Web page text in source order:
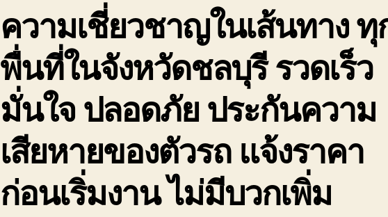
ความเชี่ยวชาญในเส้นทาง ทุ
พื่นที่ในจังหวัดชลบุรี รวดเร็ว
มั่นใจ ปลอดภัย ประกันความ
เสียหายของตัวรถ แจ้งราคา
ก่อนเริ่มงาน ไม่มีบวกเพิ่ม